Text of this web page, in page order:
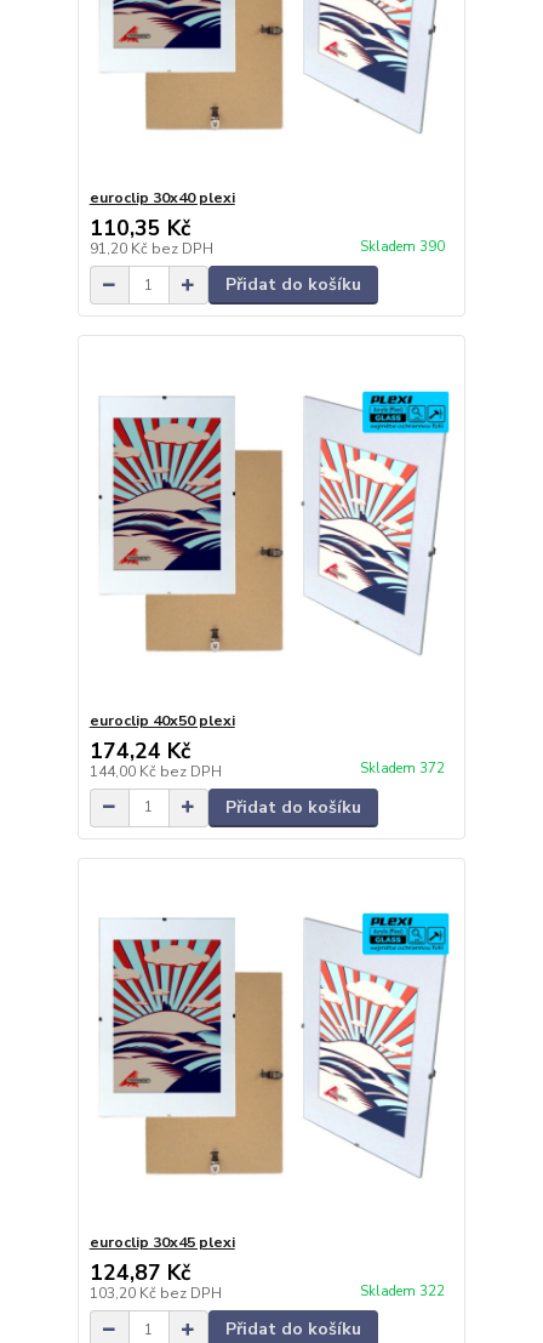
euroclip 30x40 plexi
110,35 Kč
91,20 Kč bez DPH Skladem 390
Přidat do košíku
euroclip 40x50 plexi
174,24 Kč
144,00 Kč bez DPH Skladem 372
Přidat do košíku
euroclip 30x45 plexi
124,87 Kč
103,20 Kč bez DPH Skladem 322
Přidat do košíku